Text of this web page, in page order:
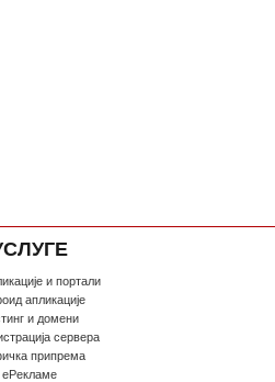
и портали
апликације
и домени
сервера
припрема
еРекламе